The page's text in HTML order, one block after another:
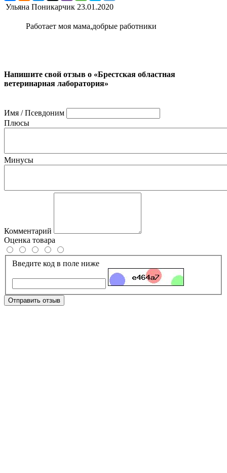
Ульяна Поникарчик 23.01.2020
Работает моя мама,добрые работники
Напишите свой отзыв о «Брестская областная
ветеринарная лаборатория»
Имя / Псевдоним
Плюсы
Минусы
Комментарий
Оценка товара
Введите код в поле ниже
Отправить отзыв